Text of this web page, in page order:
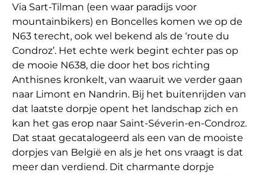
Via Sart-Tilman (een waar paradijs voor
mountainbikers) en Boncelles komen we op de
N63 terecht, ook wel bekend als de ‘route du
Condroz’. Het echte werk begint echter pas op
de mooie N638, die door het bos richting
Anthisnes kronkelt, van waaruit we verder gaan
naar Limont en Nandrin. Bij het buitenrijden van
dat laatste dorpje opent het landschap zich en
kan het gas erop naar Saint-Séverin-en-Condroz.
Dat staat gecatalogeerd als een van de mooiste
dorpjes van België en als je het ons vraagt is dat
meer dan verdiend. Dit charmante dorpje